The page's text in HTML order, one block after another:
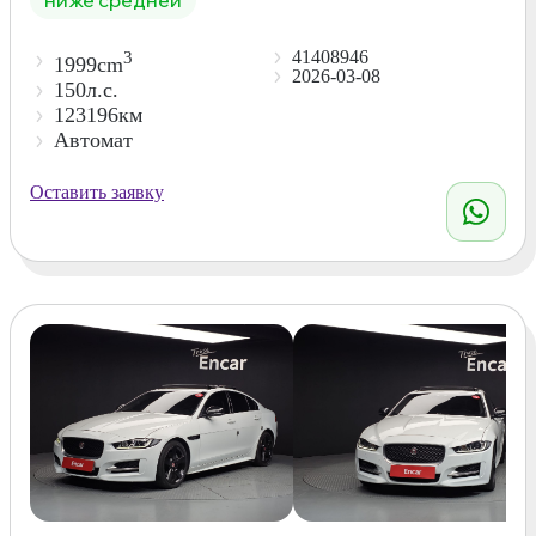
1999cm3
150л.с.
123196км
Автомат
41408946
2026-03-08
Оставить заявку